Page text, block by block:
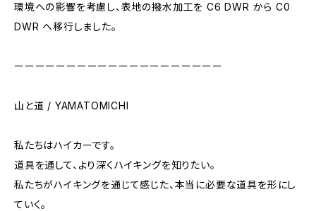
環境への影響を考慮し、表地の撥水加工を C6 DWR から C0
DWR へ移行しました。
ーーーーーーーーーーーーーーーーーーーー
山と道 / YAMATOMICHI
私たちはハイカーです。
道具を通して、より深くハイキングを知りたい。
私たちがハイキングを通じて感じた、本当に必要な道具を形にし
ていく。